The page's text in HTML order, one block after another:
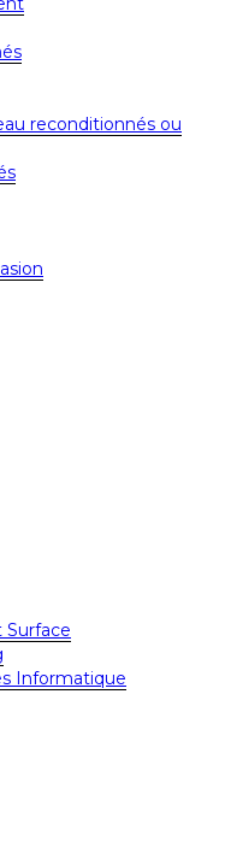
reconditionnés ou
Informatique